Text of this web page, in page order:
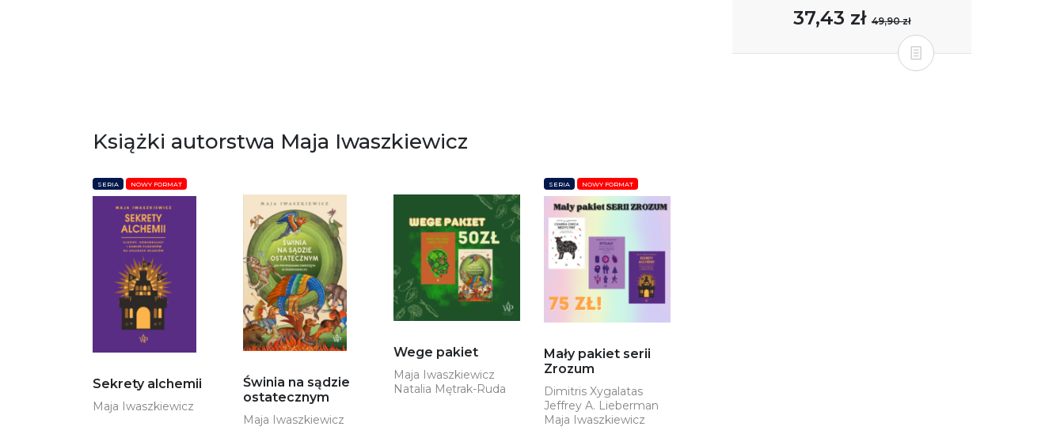
37,43 zł49,90 zł
Książki autorstwa Maja Iwaszkiewicz
SERIA NOWY FORMAT
Sekrety alchemii
Maja Iwaszkiewicz
Świnia na sądzie
ostatecznym
Maja Iwaszkiewicz
Wege pakiet
Maja Iwaszkiewicz
Natalia Mętrak-Ruda
SERIA NOWY FORMAT
Mały pakiet serii
Zrozum
Dimitris Xygalatas
Jeffrey A. Lieberman
Maja Iwaszkiewicz